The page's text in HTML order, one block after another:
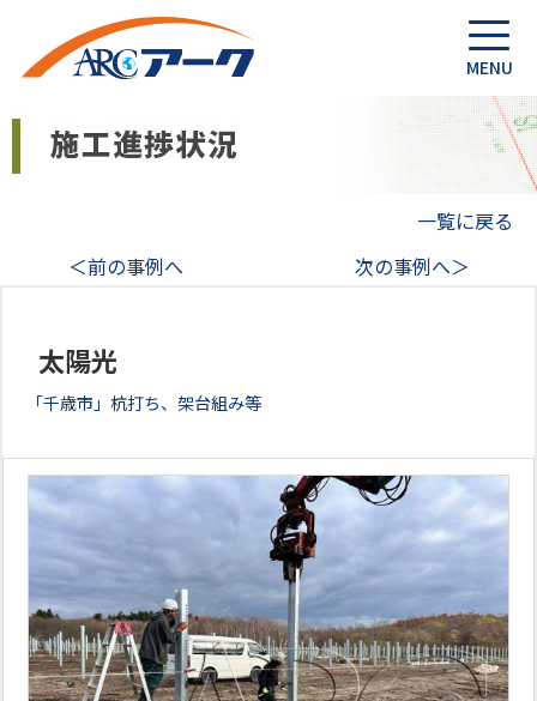
一覧に戻る
＜前の事例へ
次の事例へ＞
太陽光
「千歳市」杭打ち、架台組み等